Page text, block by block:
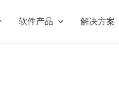
软件产品 解决方案